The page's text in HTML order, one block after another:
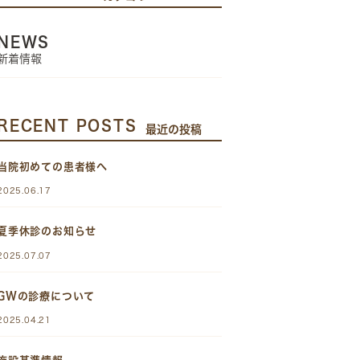
NEWS
着情報
RECENT POSTS 最近の投稿
院初めての患者様へ
季休診のお知らせ
の診療について